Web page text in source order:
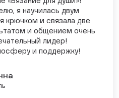
я научилась двум
крючком и связала две
и общением очень
лидер!
и поддержку!